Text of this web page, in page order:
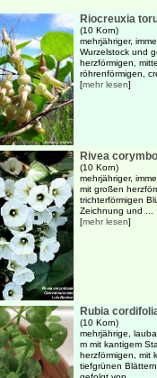
Riocreuxia
(10 Korn)
mehrjähriger,
Wurzelstock und
herzförmigen,
röhrenförmigen,
[mehr lesen]
Rivea
(10 Korn)
mehrjähriger,
mit großen
trichterförmigen
Zeichnung und ...
[mehr lesen]
Rubia
(10 Korn)
mehrjährige,
m mit kantigem
herzförmigen, mit
tiefgrünen